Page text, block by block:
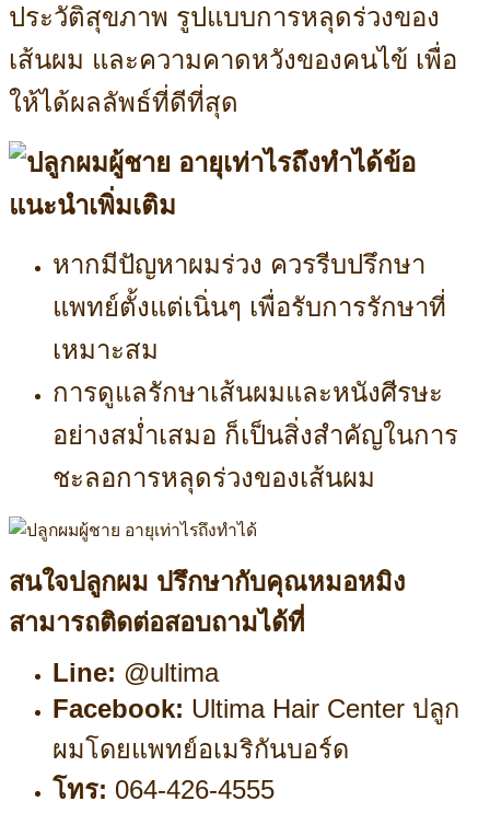
ประวัติสุขภาพ รูปแบบการหลุดร่วงของ
เส้นผม และความคาดหวังของคนไข้ เพื่อ
ให้ได้ผลลัพธ์ที่ดีที่สุด
ข้อ
แนะนำเพิ่มเติม
หากมีปัญหาผมร่วง ควรรีบปรึกษา
แพทย์ตั้งแต่เนิ่นๆ เพื่อรับการรักษาที่
เหมาะสม
การดูแลรักษาเส้นผมและหนังศีรษะ
อย่างสม่ำเสมอ ก็เป็นสิ่งสำคัญในการ
ชะลอการหลุดร่วงของเส้นผม
สนใจปลูกผม ปรึกษากับคุณหมอหมิง
สามารถติดต่อสอบถามได้ที่
Line: @ultima
Facebook: Ultima Hair Center ปลูก
ผมโดยแพทย์อเมริกันบอร์ด
โทร: 064-426-4555